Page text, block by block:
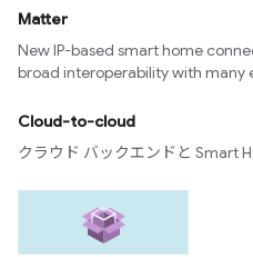
Matter
New IP-based smart home
broad interoperability with many
Cloud-to-cloud
クラウド バックエンドと Smart